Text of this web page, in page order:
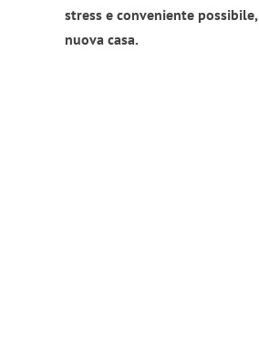
stress e conveniente
nuova casa.